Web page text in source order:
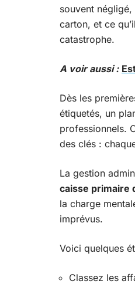
souvent
carton, et ce
catastrophe.
A voir aussi :
Dès les
étiquetés, un
professionnels.
des clés :
La gestion
caisse primaire
la charge
imprévus.
Voici quelques
Classez les